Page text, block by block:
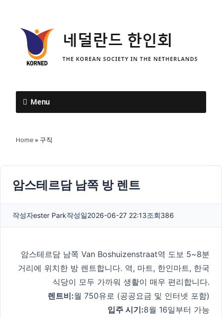
Menu
Home » 구직
암스테르담 남쪽 방 렌트
작성자ester Park작성일2026-06-27 22:13조회386
암스테르담 남쪽 Van Boshuizenstraat역 도보 5~8분
거리에 위치한 방 렌트합니다. 역, 마트, 한인마트, 한국
식당이 모두 가까워 생활이 매우 편리합니다.
렌트비:월 750유로 (공공요금 및 인터넷 포함)
입주 시기:8월 16일부터 가능